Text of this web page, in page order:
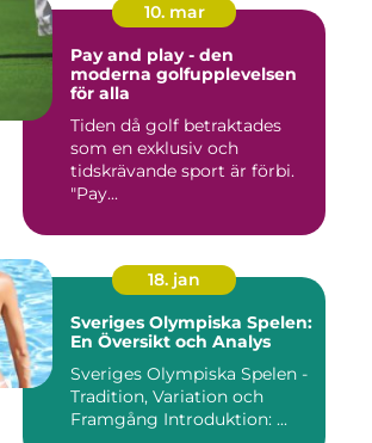
10. mar
Pay and play - den
moderna golfupplevelsen
för alla
Tiden då golf betraktades
som en exklusiv och
tidskrävande sport är förbi.
"Pay...
18. jan
Sveriges Olympiska Spelen:
En Översikt och Analys
Sveriges Olympiska Spelen -
Tradition, Variation och
Framgång Introduktion: ...